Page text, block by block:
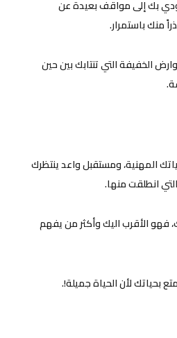
يودي بك إلى مواقف بعيدة عن
منك باستمرار.
الخفيفة التي تنتابك بين حين
المهنية، ومستقبل واعد ينتظرك
انطلقت منها.
فهو الأقرب اليك وأكثر من يفهم
بحياتك لأن الحياة جميلة!.